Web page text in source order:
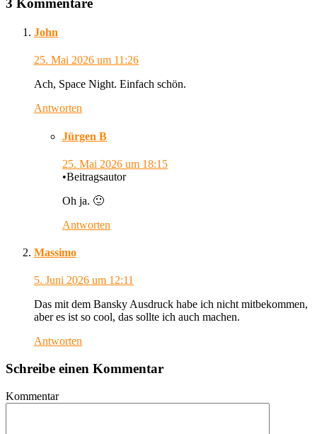
3 Kommentare
John
25. Mai 2026 um 11:26
Ach, Space Night. Einfach schön.
Antworten
Jürgen B
25. Mai 2026 um 18:15
•Beitragsautor
Oh ja. 🙂
Antworten
Massimo
5. Juni 2026 um 12:11
Das mit dem Bansky Ausdruck habe ich nicht mitbekommen,
aber es ist so cool, das sollte ich auch machen.
Antworten
Schreibe einen Kommentar
Kommentar